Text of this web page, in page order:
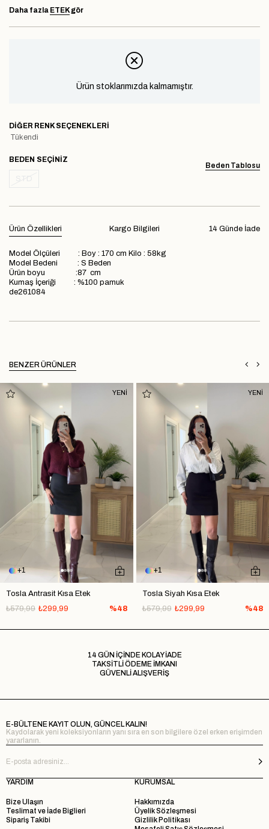
Daha fazla ETEKgör
Ürün stoklarımızda kalmamıştır.
DIĞER RENK SEÇENEKLERI
Tükendi
Beden Tablosu
BEDEN
Ürün Özellikleri 14 Günde İade
Kargo Bilgileri
Model Ölçüleri : Boy : 170 cm Kilo : 58kg
Model Bedeni : S Beden
Ürün boyu :87 cm
Kumaş İçeriği : %100 pamuk
de261084
BENZER ÜRÜNLER
1
Tosla Antrasit Kısa Etek
₺299,99
₺579,99 %48
YENİ
1
Tosla Siyah Kısa Etek
₺299,99
₺579,99 %48
YENİ
14 GÜN İÇİNDE KOLAY İADE
TAKSİTLİ ÖDEME İMKANI
GÜVENLİ ALIŞVERİŞ
E-BÜLTENE KAYIT OLUN, GÜNCEL KALIN!
Kaydolarak yeni koleksiyonların yanı sıra en son bilgilere özel erken erişimden
yararlanın.
YARDIM
Bize Ulaşın
Teslimat ve İade Biglieri
Sipariş Takibi
KURUMSAL
Hakkımızda
Üyelik Sözleşmesi
Gizlilik Politikası